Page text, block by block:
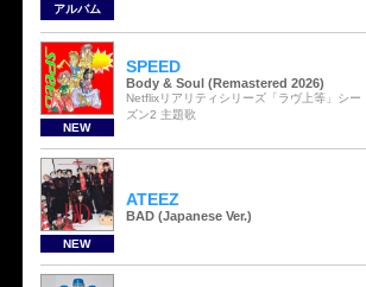
アルバム
NEW
SPEED
Body & Soul (Remastered 2026)
Netflixリアリティシリーズ「ラヴ上等」シー
ズン2 主題歌
NEW
ATEEZ
BAD (Japanese Ver.)